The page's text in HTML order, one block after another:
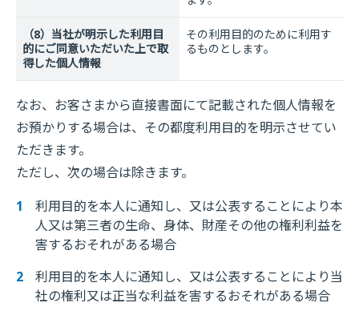
（8）当社が明示した利用目
的にご同意いただいた上で取
得した個人情報
その利用目的のために利用す
るものとします。
なお、お客さまから直接書面にて記載された個人情報を
お預かりする場合は、その都度利用目的を明示させてい
ただきます。
ただし、次の場合は除きます。
利用目的を本人に通知し、又は公表することにより本
人又は第三者の生命、身体、財産その他の権利利益を
害するおそれがある場合
利用目的を本人に通知し、又は公表することにより当
社の権利又は正当な利益を害するおそれがある場合